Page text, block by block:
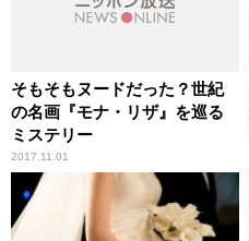
そもそもヌードだった？世紀
の名画『モナ・リザ』を巡る
ミステリー
2017.11.01